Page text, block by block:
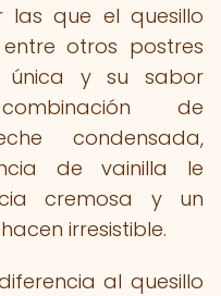
las que el quesillo
otros postres
única y su sabor
de
condensada,
de vainilla le
cremosa y un
irresistible.
al quesillo